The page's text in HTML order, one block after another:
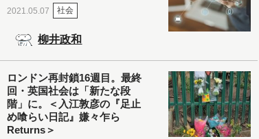
2021.05.07 社会
柳井政和
ロンドン再封鎖16週目。最終
回・英国社会は「新たな段
階」に。＜入江敦彦の『足止
め喰らい日記』嫌々乍ら
Returns＞